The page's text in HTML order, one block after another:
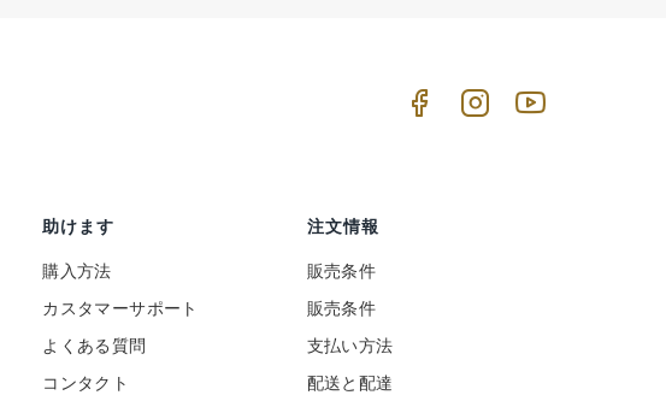
助けます
購入方法
カスタマーサポート
よくある質問
コンタクト
注文情報
販売条件
販売条件
支払い方法
配送と配達